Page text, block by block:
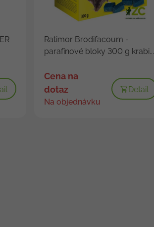
Ratimor Brodifacoum -
parafínové bloky 300 g krabi...
Cena na
dotaz
Na objednávku
Detail